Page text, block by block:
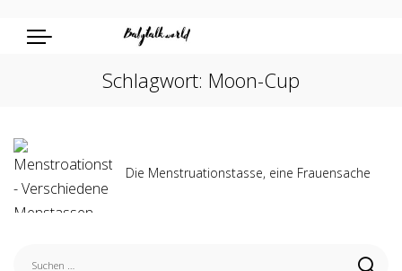
Schlagwort: Moon-Cup
Die Menstruationstasse, eine Frauensache